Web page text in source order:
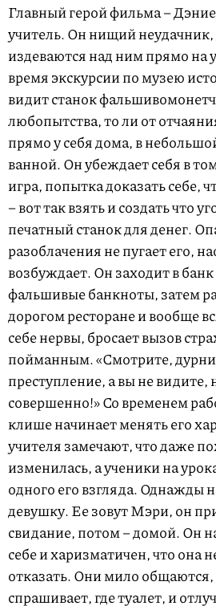
Главный герой фильма –
учитель. Он нищий
издеваются над ним прямо на
время экскурсии по музею
видит станок
любопытства, то ли от
прямо у себя дома, в
ванной. Он убеждает себя в
игра, попытка доказать себе,
– вот так взять и создать что
печатный станок для денег.
разоблачения не пугает его,
возбуждает. Он заходит в
фальшивые банкноты, затем
дорогом ресторане и вообще
себе нервы, бросает вызов
пойманным. «Смотрите,
преступление, а вы не видите,
совершенно!» Со временем
клише начинает менять его
учителя замечают, что даже
изменилась, а ученики на
одного его взгляда. Однажды
девушку. Ее зовут Мэри, он
свидание, потом – домой. Он
себе и харизматичен, что она
отказать. Они мило
спрашивает, где туалет, и